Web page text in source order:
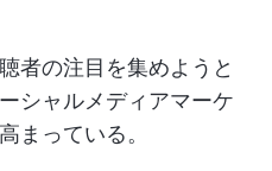
者の注目を集めようと
シャルメディアマーケ
まっている。